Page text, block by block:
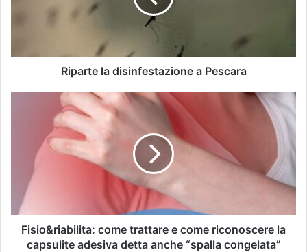
Riparte la disinfestazione a Pescara
Fisio&riabilita: come trattare e come riconoscere la
capsulite adesiva detta anche “spalla congelata”